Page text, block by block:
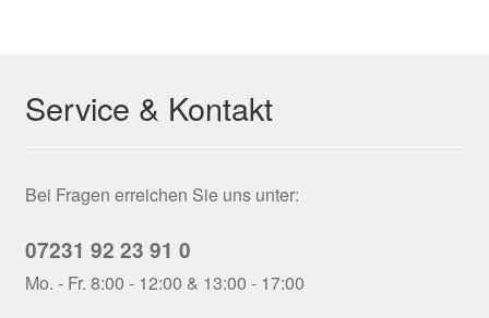
Service & Kontakt
Bei Fragen erreichen Sie uns unter:
07231 92 23 91 0
Mo. - Fr. 8:00 - 12:00 & 13:00 - 17:00